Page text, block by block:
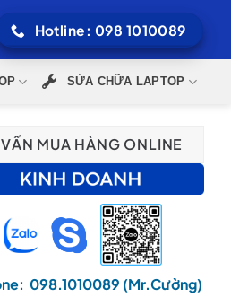
Hotline: 098 1010089
SỬA CHỮA LAPTOP
MUA HÀNG ONLINE
098.1010089 (Mr.Cường)